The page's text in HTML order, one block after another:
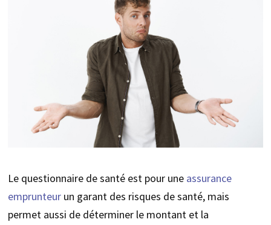
Le questionnaire de santé est pour une assurance
emprunteurun garant des risques de santé, mais
permet aussi de déterminer le montant et la